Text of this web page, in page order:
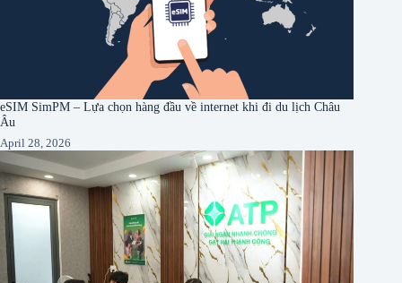
eSIM SimPM – Lựa chọn hàng đầu về internet khi đi du lịch Châu
Âu
April 28, 2026